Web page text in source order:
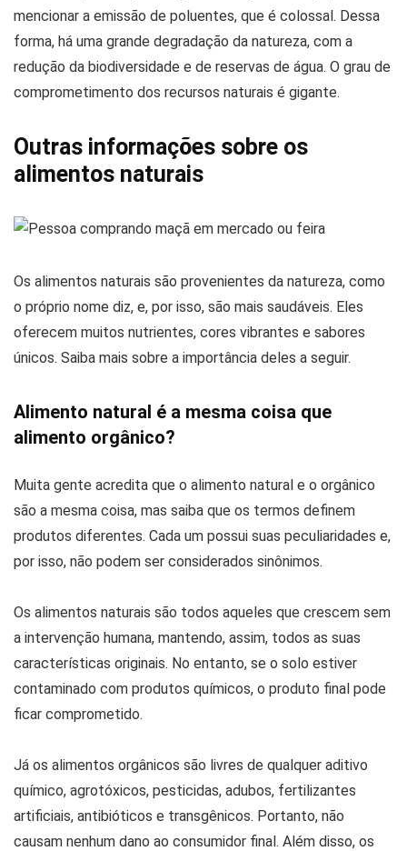
mencionar a emissão de poluentes, que é colossal. Dessa
forma, há uma grande degradação da natureza, com a
redução da biodiversidade e de reservas de água. O grau de
comprometimento dos recursos naturais é gigante.
Outras informações sobre os
alimentos naturais
Os alimentos naturais são provenientes da natureza, como
o próprio nome diz, e, por isso, são mais saudáveis. Eles
oferecem muitos nutrientes, cores vibrantes e sabores
únicos. Saiba mais sobre a importância deles a seguir.
Alimento natural é a mesma coisa que
alimento orgânico?
Muita gente acredita que o alimento natural e o orgânico
são a mesma coisa, mas saiba que os termos definem
produtos diferentes. Cada um possui suas peculiaridades e,
por isso, não podem ser considerados sinônimos.
Os alimentos naturais são todos aqueles que crescem sem
a intervenção humana, mantendo, assim, todos as suas
características originais. No entanto, se o solo estiver
contaminado com produtos químicos, o produto final pode
ficar comprometido.
Já os alimentos orgânicos são livres de qualquer aditivo
químico, agrotóxicos, pesticidas, adubos, fertilizantes
artificiais, antibióticos e transgênicos. Portanto, não
causam nenhum dano ao consumidor final. Além disso, os